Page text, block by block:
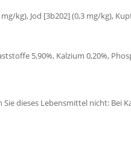
kg), Jod [3b202] (0,3 mg/kg),
5,90%, Kalzium 0,20%,
dieses Lebensmittel nicht: Bei